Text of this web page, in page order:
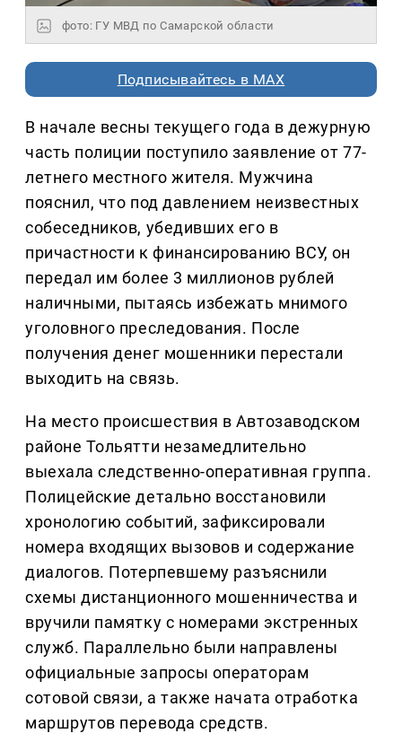
фото: ГУ МВД по Самарской области
Подписывайтесь в MAX
В начале весны текущего года в дежурную
часть полиции поступило заявление от 77-
летнего местного жителя. Мужчина
пояснил, что под давлением неизвестных
собеседников, убедивших его в
причастности к финансированию ВСУ, он
передал им более 3 миллионов рублей
наличными, пытаясь избежать мнимого
уголовного преследования. После
получения денег мошенники перестали
выходить на связь.
На место происшествия в Автозаводском
районе Тольятти незамедлительно
выехала следственно-оперативная группа.
Полицейские детально восстановили
хронологию событий, зафиксировали
номера входящих вызовов и содержание
диалогов. Потерпевшему разъяснили
схемы дистанционного мошенничества и
вручили памятку с номерами экстренных
служб. Параллельно были направлены
официальные запросы операторам
сотовой связи, а также начата отработка
маршрутов перевода средств.